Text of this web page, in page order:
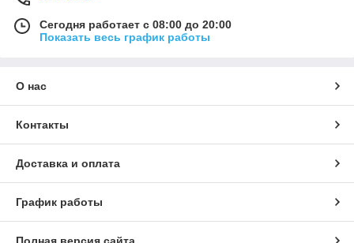
Сегодня работает с 08:00 до 20:00
Показать весь график работы
О нас
Контакты
Доставка и оплата
График работы